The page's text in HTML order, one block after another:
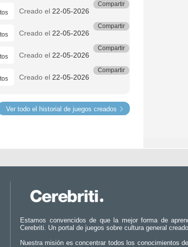
Creado el 22-05-2026
Compartir
Creado el 22-05-2026
Compartir
Creado el 22-05-2026
Compartir
Creado el 22-05-2026
Compartir
Ver todo el historial de juegos creados
Estamos convencidos de que la mejor forma de
Cerebriti. Un portal de juegos sobre cultura general
Nuestra misión es concentrar todos los conocimientos